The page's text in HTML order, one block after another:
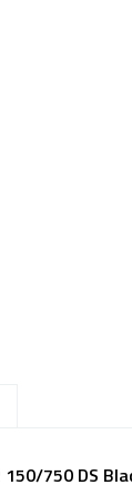
150/750 DS